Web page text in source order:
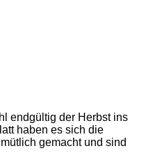
endgültig der Herbst ins
haben es sich die
gemacht und sind